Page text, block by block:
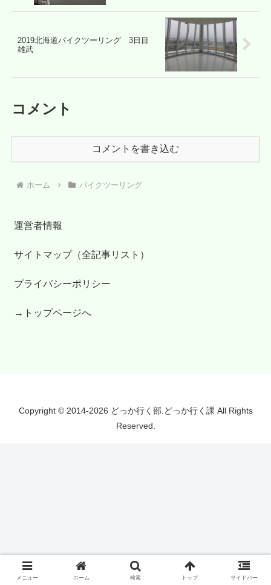
2019北海道バイクツーリング 3日目
雄武
コメント
コメントを書き込む
ホーム バイクツーリング
運営者情報
サイトマップ（全記事リスト）
プライバシーポリシー
→トップページへ
Copyright © 2014-2026 どっか行く部.どっか行く課 All Rights
Reserved.
メニュー ホーム 検索 トップ サイドバー